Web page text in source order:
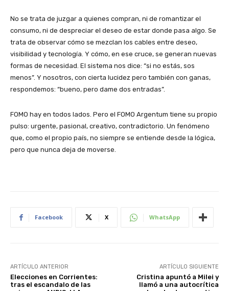
No se trata de juzgar a quienes compran, ni de romantizar el
consumo, ni de despreciar el deseo de estar donde pasa algo. Se
trata de observar cómo se mezclan los cables entre deseo,
visibilidad y tecnología. Y cómo, en ese cruce, se generan nuevas
formas de necesidad. El sistema nos dice: “si no estás, sos
menos”. Y nosotros, con cierta lucidez pero también con ganas,
respondemos: “bueno, pero dame dos entradas”.
FOMO hay en todos lados. Pero el FOMO Argentum tiene su propio
pulso: urgente, pasional, creativo, contradictorio. Un fenómeno
que, como el propio país, no siempre se entiende desde la lógica,
pero que nunca deja de moverse.
Facebook X WhatsApp
ARTÍCULO ANTERIOR
Elecciones en Corrientes:
tras el escandalo de las
ARTÍCULO SIGUIENTE
Cristina apuntó a Milei y
llamó a una autocrítica